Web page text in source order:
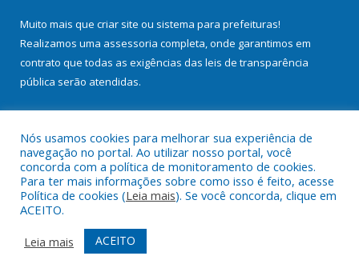
Muito mais que criar site ou sistema para prefeituras!
Realizamos uma assessoria completa, onde garantimos em
contrato que todas as exigências das leis de transparência
pública serão atendidas.
Todos os direitos reservados a Prefeitura Municipal de Bujaru.
Mapa do Site
Acessar Área Administrativa
Acessar Webmail
Nós usamos cookies para melhorar sua experiência de
navegação no portal. Ao utilizar nosso portal, você
concorda com a política de monitoramento de cookies.
Para ter mais informações sobre como isso é feito, acesse
Política de cookies (Leia mais). Se você concorda, clique em
ACEITO.
Leia mais
ACEITO